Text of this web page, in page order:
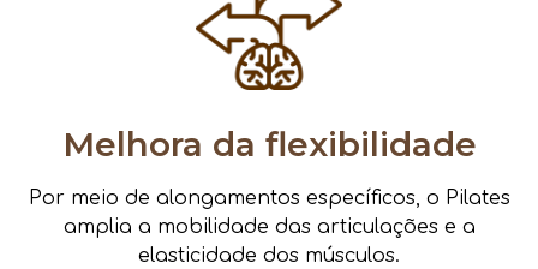
Melhora da flexibilidade
Por meio de alongamentos específicos, o Pilates
amplia a mobilidade das articulações e a
elasticidade dos músculos.